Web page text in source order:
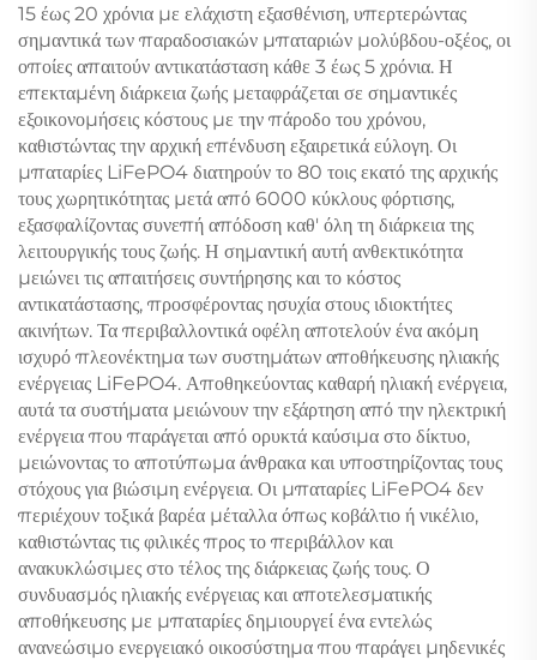
15 έως 20 χρόνια με ελάχιστη εξασθένιση, υπερτερώντας
σημαντικά των παραδοσιακών μπαταριών μολύβδου-οξέος, οι
οποίες απαιτούν αντικατάσταση κάθε 3 έως 5 χρόνια. Η
επεκταμένη διάρκεια ζωής μεταφράζεται σε σημαντικές
εξοικονομήσεις κόστους με την πάροδο του χρόνου,
καθιστώντας την αρχική επένδυση εξαιρετικά εύλογη. Οι
μπαταρίες LiFePO4 διατηρούν το 80 τοις εκατό της αρχικής
τους χωρητικότητας μετά από 6000 κύκλους φόρτισης,
εξασφαλίζοντας συνεπή απόδοση καθ' όλη τη διάρκεια της
λειτουργικής τους ζωής. Η σημαντική αυτή ανθεκτικότητα
μειώνει τις απαιτήσεις συντήρησης και το κόστος
αντικατάστασης, προσφέροντας ησυχία στους ιδιοκτήτες
ακινήτων. Τα περιβαλλοντικά οφέλη αποτελούν ένα ακόμη
ισχυρό πλεονέκτημα των συστημάτων αποθήκευσης ηλιακής
ενέργειας LiFePO4. Αποθηκεύοντας καθαρή ηλιακή ενέργεια,
αυτά τα συστήματα μειώνουν την εξάρτηση από την ηλεκτρική
ενέργεια που παράγεται από ορυκτά καύσιμα στο δίκτυο,
μειώνοντας το αποτύπωμα άνθρακα και υποστηρίζοντας τους
στόχους για βιώσιμη ενέργεια. Οι μπαταρίες LiFePO4 δεν
περιέχουν τοξικά βαρέα μέταλλα όπως κοβάλτιο ή νικέλιο,
καθιστώντας τις φιλικές προς το περιβάλλον και
ανακυκλώσιμες στο τέλος της διάρκειας ζωής τους. Ο
συνδυασμός ηλιακής ενέργειας και αποτελεσματικής
αποθήκευσης με μπαταρίες δημιουργεί ένα εντελώς
ανανεώσιμο ενεργειακό οικοσύστημα που παράγει μηδενικές